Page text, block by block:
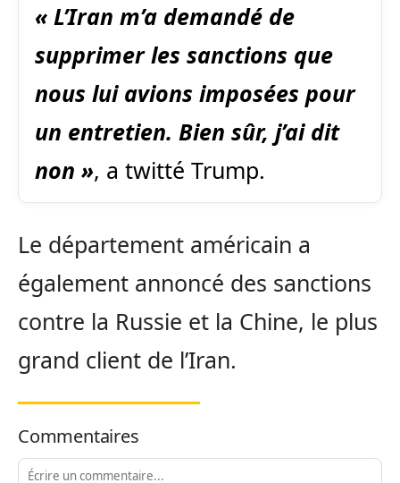
« L’Iran m’a demandé de
supprimer les sanctions que
nous lui avions imposées pour
un entretien. Bien sûr, j’ai dit
non », a twitté Trump.
Le département américain a
également annoncé des sanctions
contre la Russie et la Chine, le plus
grand client de l’Iran.
Commentaires